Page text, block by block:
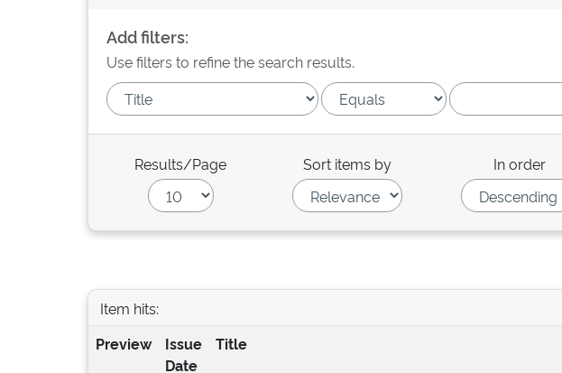
Add filters:
Use filters to refine the search results.
Results/Page Sort items by In order
Item hits:
Preview
Issue
Date
Title